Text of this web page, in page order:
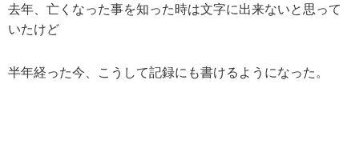
去年、亡くなった事を知った時は文字に出来ないと思って
いたけど
半年経った今、こうして記録にも書けるようになった。